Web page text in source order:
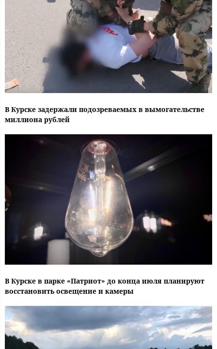
В Курске задержали подозреваемых в вымогательстве
миллиона рублей
В Курске в парке «Патриот» до конца июля планируют
восстановить освещение и камеры